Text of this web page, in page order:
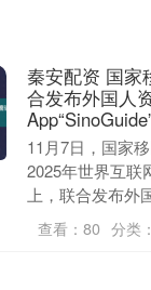
秦安配资 国家
合发布外国人
11月7日，国家
2025年世界互联
上，联合发布
SinoGuide。
查看： 80 分类：